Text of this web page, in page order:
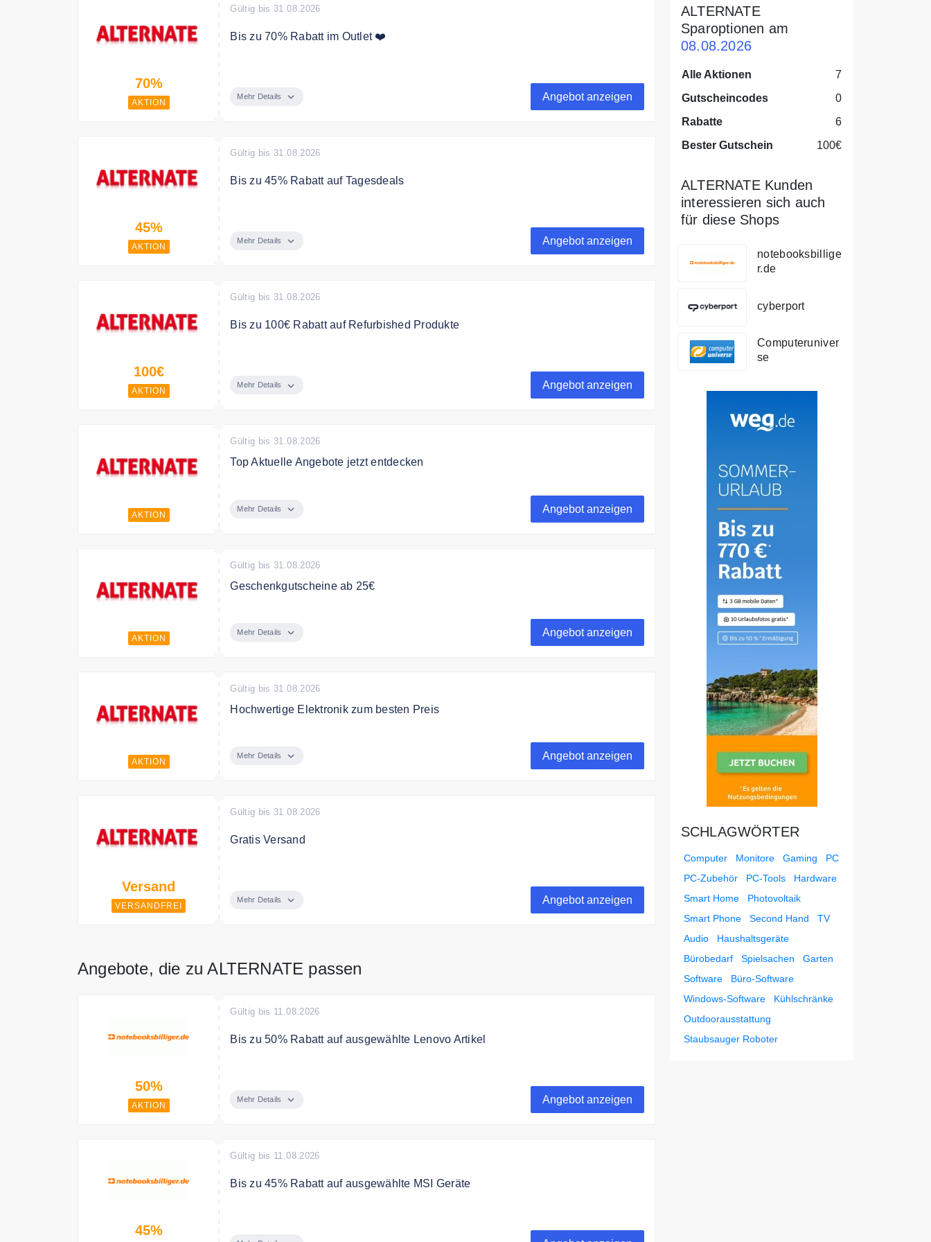
70%
AKTION
Gültig bis 31.08.2026
Bis zu 70% Rabatt im Outlet ❤️
Mehr Details Angebot anzeigen
45%
AKTION
Gültig bis 31.08.2026
Bis zu 45% Rabatt auf Tagesdeals
Mehr Details Angebot anzeigen
100€
AKTION
Gültig bis 31.08.2026
Bis zu 100€ Rabatt auf Refurbished Produkte
Mehr Details Angebot anzeigen
AKTION
Gültig bis 31.08.2026
Top Aktuelle Angebote jetzt entdecken
Mehr Details Angebot anzeigen
AKTION
Gültig bis 31.08.2026
Geschenkgutscheine ab 25€
Mehr Details Angebot anzeigen
AKTION
Gültig bis 31.08.2026
Hochwertige Elektronik zum besten Preis
Mehr Details Angebot anzeigen
Versand
VERSANDFREI
Gültig bis 31.08.2026
Gratis Versand
Mehr Details Angebot anzeigen
Angebote, die zu ALTERNATE passen
50%
AKTION
Gültig bis 11.08.2026
Bis zu 50% Rabatt auf ausgewählte Lenovo Artikel
Mehr Details Angebot anzeigen
45%
Gültig bis 11.08.2026
Bis zu 45% Rabatt auf ausgewählte MSI Geräte
ALTERNATE
Sparoptionen am
08.08.2026
Alle Aktionen
7
Gutscheincodes
0
Rabatte
6
Bester Gutschein
100€
ALTERNATE Kunden
interessieren sich auch
für diese Shops
notebooksbillige
r.de
cyberport
Computeruniver
se
SCHLAGWÖRTER
Computer Monitore Gaming
PC
PC-Zubehör
PC-Tools
Hardware
Smart Home
Photovoltaik
Smart Phone
Second Hand
TV
Audio
Haushaltsgeräte
Bürobedarf
Spielsachen
Garten
Software
Büro-Software
Windows-Software
Kühlschränke
Outdoorausstattung
Staubsauger Roboter